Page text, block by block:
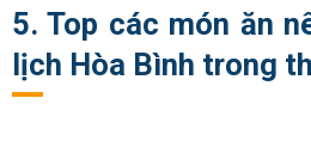
5. Top các món ăn
lịch Hòa Bình trong